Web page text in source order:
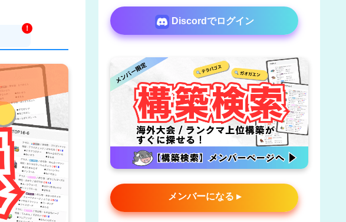
！
Discordでログイン
メンバーになる ▸